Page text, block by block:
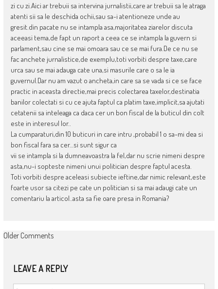
zi cu zi.Aici ar trebuii sa intervina jurnalistii,care ar trebuii sa le atraga
atenti sii sa le deschida ochii,sau sa-i atentioneze unde au
gresit.din pacate nu se intampla asa,majoritatea ziarelor discuta
aceeasi tema,de fapt un raport a ceea ce se intampla la guvern si
parlament,sau cine se mai omoara sau ce se mai fura.De ce nu se
fac anchete jurnalistice,de exemplu,toti vorbiti despre taxe,care
urca sau se mai adauga cate una,si masurile care o sa le ia
guvernul.Dar nu am vazut o ancheta,in care sa se vada si ce se face
practic in aceasta directie,mai precis colectarea taxelor,destinatia
banilor colectati si cu ce ajuta faptul ca platim taxe,implicit,sa ajutati
cetatenii sa inteleaga ca daca cer un bon fiscal de la buticul din colt
este in interesul lor..
La cumparaturi,din 10 buticuri in care intru ,probabil 1 o sa-mi dea si
bon fiscal fara sa cer…si sunt sigur ca
vii se intampla si la dumneavoastra la fel,dar nu scrie nimeni despre
asta,nu-i sopteste nimeni unui politician despre faptul acesta.
Toti vorbiti despre aceleasi subiecte ieftine,dar nimic relevant,este
foarte usor sa citezi pe cate un politician si sa mai adaugi cate un
comentariu la articol..asta sa fie oare presa in Romania?
COMMENT
Older Comments
LEAVE A REPLY